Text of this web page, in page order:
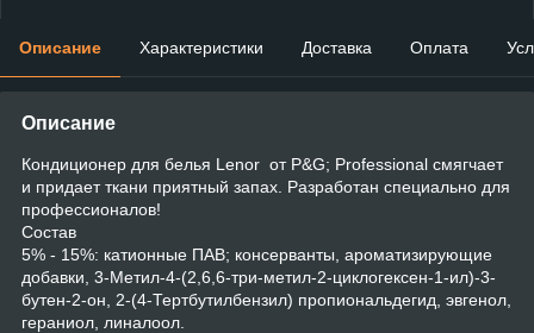
Описание Характеристики Доставка Оплата
Описание
Кондиционер для белья Lenor от P&G; Professional смягчает
и придает ткани приятный запах. Разработан специально для
профессионалов!
Состав
5% - 15%: катионные ПАВ; консерванты, ароматизирующие
добавки, 3-Метил-4-(2,6,6-три-метил-2-циклогексен-1-ил)-3-
бутен-2-он, 2-(4-Тертбутилбензил) пропиональдегид, эвгенол,
гераниол, линалоол.